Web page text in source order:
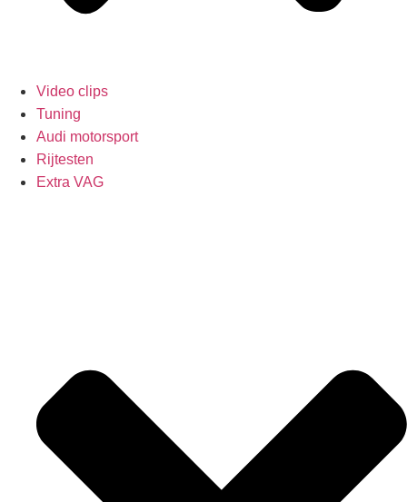
Video clips
Tuning
Audi motorsport
Rijtesten
Extra VAG